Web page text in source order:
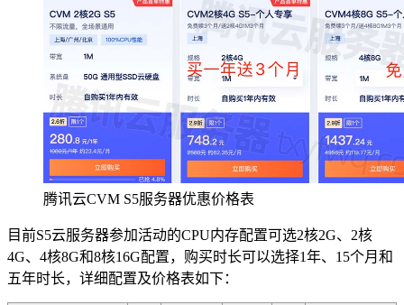
腾讯云CVM S5服务器优惠价格表
目前S5云服务器参加活动的CPU内存配置可选2核2G、2核
4G、4核8G和8核16G配置，购买时长可以选择1年、15个月和
五年时长，详细配置及价格表如下：